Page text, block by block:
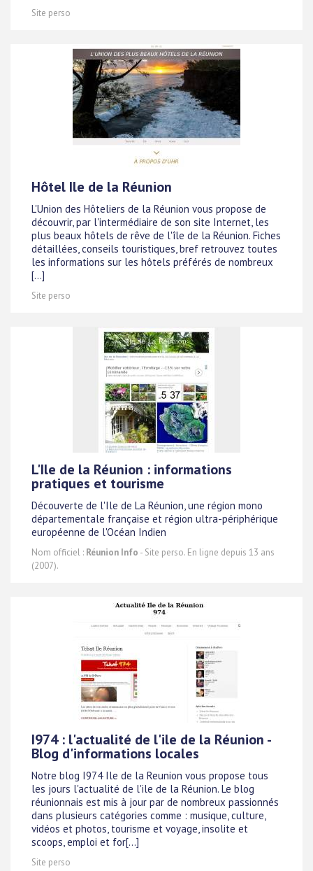
Site perso
Hôtel Ile de la Réunion
L'Union des Hôteliers de la Réunion vous propose de
découvrir, par l'intermédiaire de son site Internet, les
plus beaux hôtels de rêve de l'île de la Réunion. Fiches
détaillées, conseils touristiques, bref retrouvez toutes
les informations sur les hôtels préférés de nombreux
[...]
Site perso
L'Ile de la Réunion : informations
pratiques et tourisme
Découverte de l'Ile de La Réunion, une région mono
départementale française et région ultra-périphérique
européenne de l'Océan Indien
Nom officiel : Réunion Info - Site perso. En ligne depuis 13 ans
(2007).
I974 : l'actualité de l'ile de la Réunion -
Blog d'informations locales
Notre blog I974 Ile de la Reunion vous propose tous
les jours l'actualité de l'ile de la Réunion. Le blog
réunionnais est mis à jour par de nombreux passionnés
dans plusieurs catégories comme : musique, culture,
vidéos et photos, tourisme et voyage, insolite et
scoops, emploi et for[...]
Site perso